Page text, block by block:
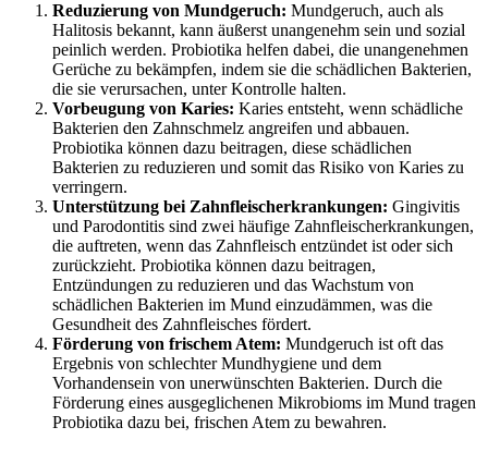
Reduzierung von Mundgeruch: Mundgeruch, auch als
Halitosis bekannt, kann äußerst unangenehm sein und sozial
peinlich werden. Probiotika helfen dabei, die unangenehmen
Gerüche zu bekämpfen, indem sie die schädlichen Bakterien,
die sie verursachen, unter Kontrolle halten.
Vorbeugung von Karies: Karies entsteht, wenn schädliche
Bakterien den Zahnschmelz angreifen und abbauen.
Probiotika können dazu beitragen, diese schädlichen
Bakterien zu reduzieren und somit das Risiko von Karies zu
verringern.
Unterstützung bei Zahnfleischerkrankungen: Gingivitis
und Parodontitis sind zwei häufige Zahnfleischerkrankungen,
die auftreten, wenn das Zahnfleisch entzündet ist oder sich
zurückzieht. Probiotika können dazu beitragen,
Entzündungen zu reduzieren und das Wachstum von
schädlichen Bakterien im Mund einzudämmen, was die
Gesundheit des Zahnfleisches fördert.
Förderung von frischem Atem: Mundgeruch ist oft das
Ergebnis von schlechter Mundhygiene und dem
Vorhandensein von unerwünschten Bakterien. Durch die
Förderung eines ausgeglichenen Mikrobioms im Mund tragen
Probiotika dazu bei, frischen Atem zu bewahren.